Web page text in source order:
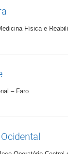
Física e
– Faro.